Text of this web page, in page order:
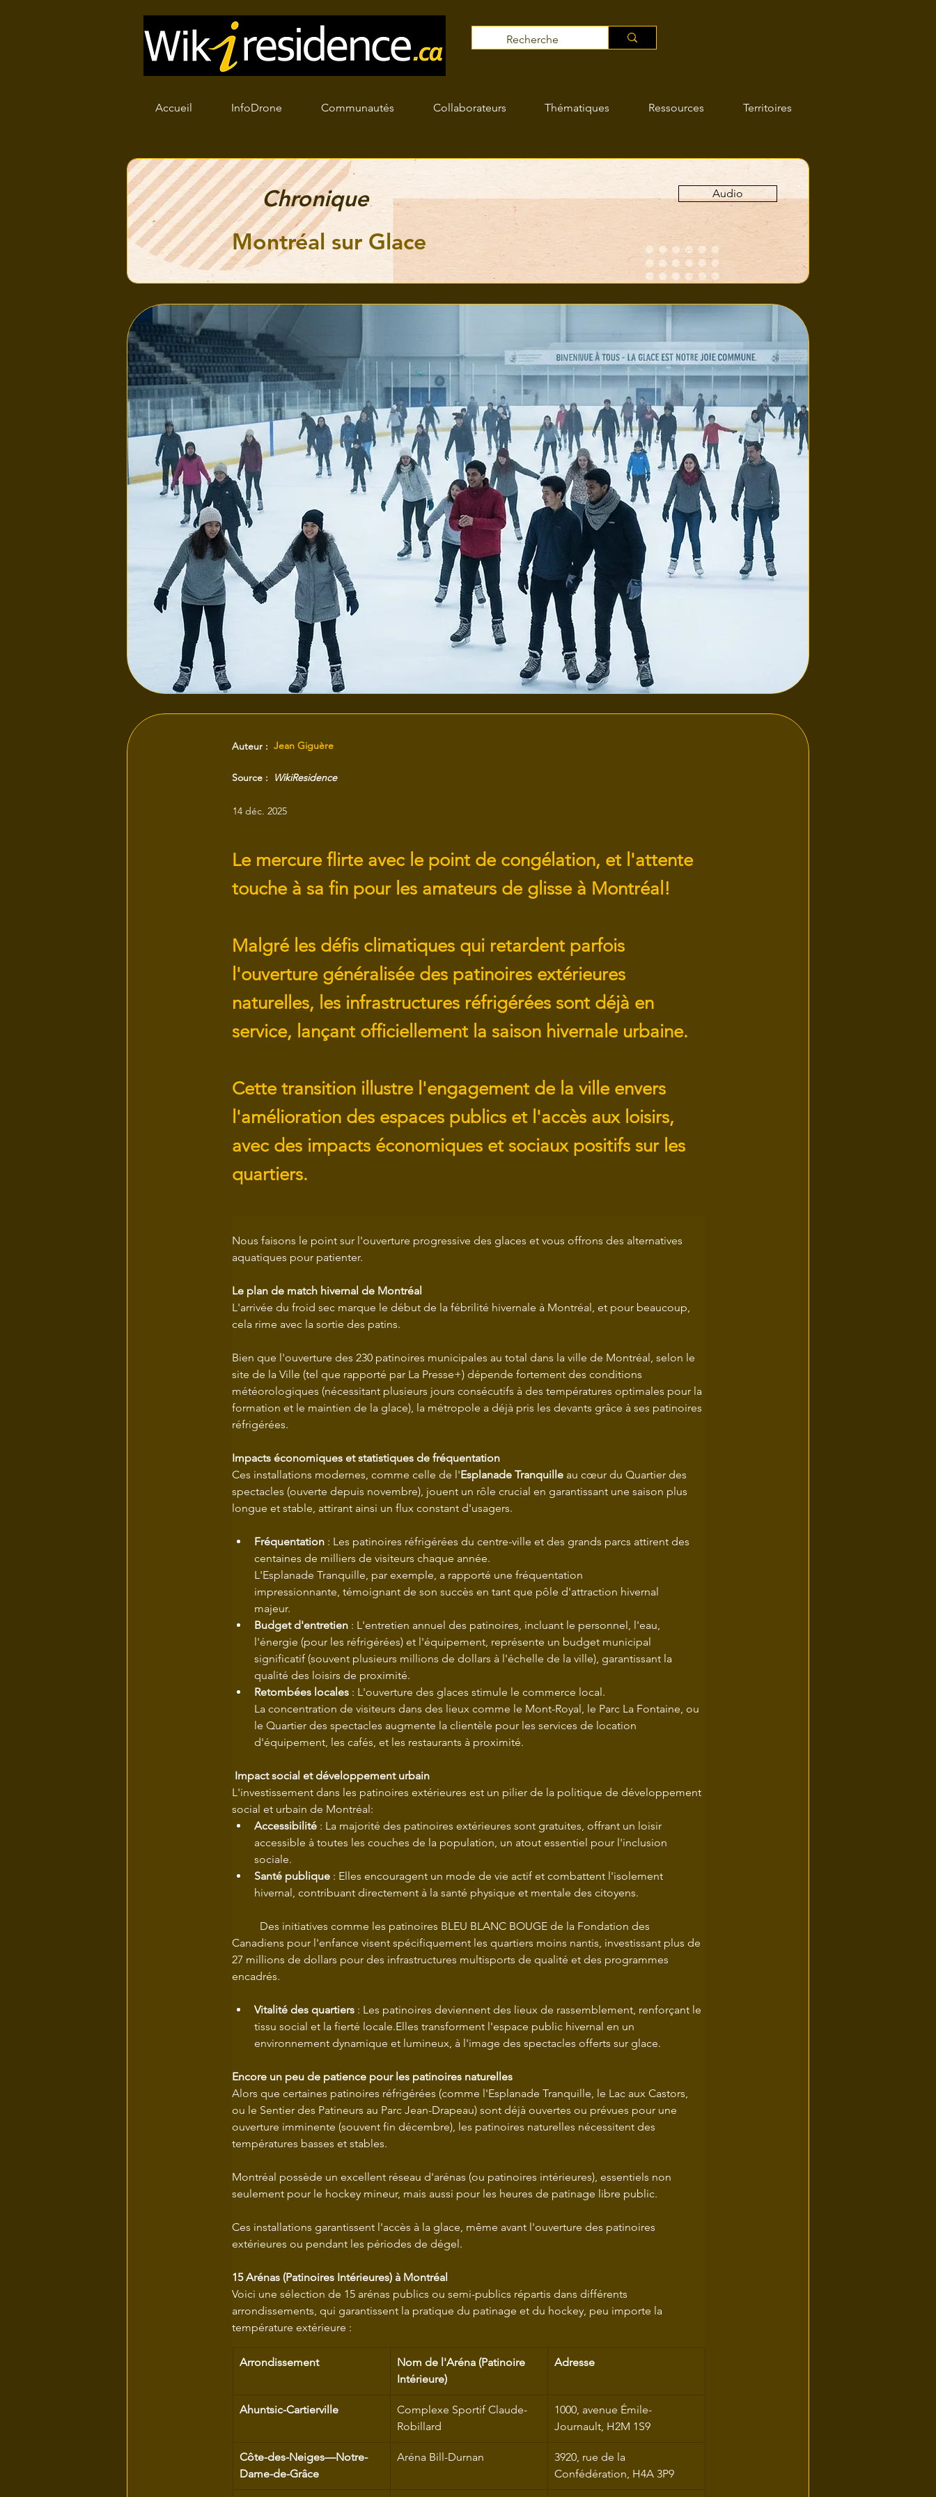
Accueil InfoDrone Communautés Collaborateurs Thématiques Ressources Territoires
Chronique Audio
Montréal sur Glace
Jean Giguère
Auteur :
WikiResidence
Source :
14 déc. 2025
Le mercure flirte avec le point de congélation, et l'attente
touche à sa fin pour les amateurs de glisse à Montréal!
Malgré les défis climatiques qui retardent parfois
l'ouverture généralisée des patinoires extérieures
naturelles, les infrastructures réfrigérées sont déjà en
service, lançant officiellement la saison hivernale urbaine.
Cette transition illustre l'engagement de la ville envers
l'amélioration des espaces publics et l'accès aux loisirs,
avec des impacts économiques et sociaux positifs sur les
quartiers.
Nous faisons le point sur l'ouverture progressive des glaces et vous offrons des alternatives
aquatiques pour patienter.
Le plan de match hivernal de Montréal
L'arrivée du froid sec marque le début de la fébrilité hivernale à Montréal, et pour beaucoup,
cela rime avec la sortie des patins.
Bien que l'ouverture des 230 patinoires municipales au total dans la ville de Montréal, selon le
site de la Ville (tel que rapporté par La Presse+) dépende fortement des conditions
météorologiques (nécessitant plusieurs jours consécutifs à des températures optimales pour la
formation et le maintien de la glace), la métropole a déjà pris les devants grâce à ses patinoires
réfrigérées.
Impacts économiques et statistiques de fréquentation
Ces installations modernes, comme celle de l'Esplanade Tranquille au cœur du Quartier des
spectacles (ouverte depuis novembre), jouent un rôle crucial en garantissant une saison plus
longue et stable, attirant ainsi un flux constant d'usagers.
Fréquentation : Les patinoires réfrigérées du centre-ville et des grands parcs attirent des
centaines de milliers de visiteurs chaque année.
L'Esplanade Tranquille, par exemple, a rapporté une fréquentation
impressionnante, témoignant de son succès en tant que pôle d'attraction hivernal
majeur.
Budget d'entretien : L'entretien annuel des patinoires, incluant le personnel, l'eau,
l'énergie (pour les réfrigérées) et l'équipement, représente un budget municipal
significatif (souvent plusieurs millions de dollars à l'échelle de la ville), garantissant la
qualité des loisirs de proximité.
Retombées locales : L'ouverture des glaces stimule le commerce local.
La concentration de visiteurs dans des lieux comme le Mont-Royal, le Parc La Fontaine, ou
le Quartier des spectacles augmente la clientèle pour les services de location
d'équipement, les cafés, et les restaurants à proximité.
Impact social et développement urbain
L'investissement dans les patinoires extérieures est un pilier de la politique de développement
social et urbain de Montréal:
Accessibilité : La majorité des patinoires extérieures sont gratuites, offrant un loisir
accessible à toutes les couches de la population, un atout essentiel pour l'inclusion
sociale.
Santé publique : Elles encouragent un mode de vie actif et combattent l'isolement
hivernal, contribuant directement à la santé physique et mentale des citoyens.
Canadiens pour l'enfance visent spécifiquement les quartiers moins nantis, investissant plus de
27 millions de dollars pour des infrastructures multisports de qualité et des programmes
encadrés.
Vitalité des quartiers : Les patinoires deviennent des lieux de rassemblement, renforçant le
tissu social et la fierté locale.Elles transforment l'espace public hivernal en un
environnement dynamique et lumineux, à l'image des spectacles offerts sur glace.
Encore un peu de patience pour les patinoires naturelles
Alors que certaines patinoires réfrigérées (comme l'Esplanade Tranquille, le Lac aux Castors,
ou le Sentier des Patineurs au Parc Jean-Drapeau) sont déjà ouvertes ou prévues pour une
ouverture imminente (souvent fin décembre), les patinoires naturelles nécessitent des
températures basses et stables.
Montréal possède un excellent réseau d'arénas (ou patinoires intérieures), essentiels non
seulement pour le hockey mineur, mais aussi pour les heures de patinage libre public.
Ces installations garantissent l'accès à la glace, même avant l'ouverture des patinoires
extérieures ou pendant les périodes de dégel.
15 Arénas (Patinoires Intérieures) à Montréal
Voici une sélection de 15 arénas publics ou semi-publics répartis dans différents
arrondissements, qui garantissent la pratique du patinage et du hockey, peu importe la
température extérieure :
Arrondissement
Nom de l'Aréna (Patinoire
Intérieure)
Adresse
Ahuntsic-Cartierville
Complexe Sportif Claude-
Robillard
1000, avenue Émile-
Journault, H2M 1S9
Côte-des-Neiges—Notre-
Dame-de-Grâce
Aréna Bill-Durnan
3920, rue de la
Confédération, H4A 3P9